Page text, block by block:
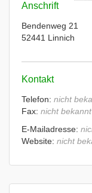
Anschrift
Bendenweg 21
52441 Linnich
Kontakt
Telefon: nicht
Fax: nicht bekannt
E-Mailadresse:
Website: nicht